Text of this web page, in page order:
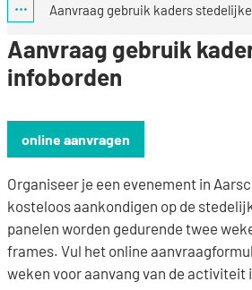
Toon alle broodkruimel items
Aanvraag gebruik kaders
Aanvraag gebruik
infoborden
online aanvragen
Organiseer je een evenement in
kosteloos aankondigen op de
panelen worden gedurende twee
frames. Vul het online
weken voor aanvang van de activiteit